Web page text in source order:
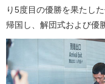
り5度目の優勝を果たし
帰国し、解団式および優